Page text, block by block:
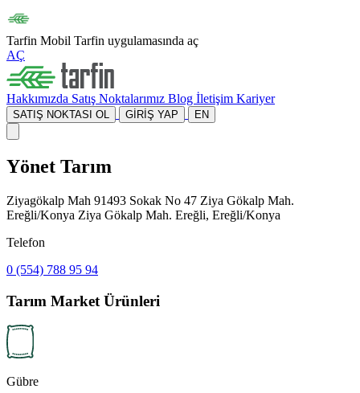
Tarfin Mobil Tarfin uygulamasında aç
AÇ
Hakkımızda Satış Noktalarımız Blog İletişim Kariyer
SATIŞ NOKTASI OL GİRİŞ YAP EN
Yönet Tarım
Ziyagökalp Mah 91493 Sokak No 47 Ziya Gökalp Mah.
Ereğli/Konya Ziya Gökalp Mah. Ereğli, Ereğli/Konya
Telefon
0 (554) 788 95 94
Tarım Market Ürünleri
Gübre